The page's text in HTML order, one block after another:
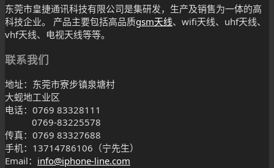
东莞市皇捷通讯科技有限公司是集研发，生产及销售为一体的高
科技企业。 产品主要包括高品质gsm天线、wifi天线、uhf天线、
vhf天线、电视天线等等。
联系我们
地址：东莞市寮步镇泉塘村
大蚬地工业区
电话：0769 83328111
0769-83225578
传真：0769 83327688
手机：13714786106（宁先生）
Email： info@iphone-line.com